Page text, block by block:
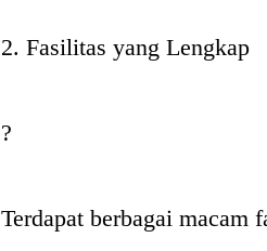
2. Fasilitas yang Lengkap
?
Terdapat berbagai macam